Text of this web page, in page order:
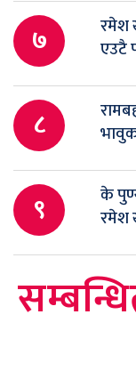
७
रमेश
एउटै
८
९
के
रमेश